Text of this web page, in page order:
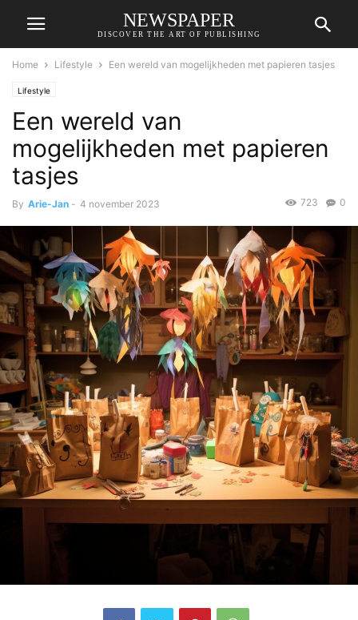
NEWSPAPER
DISCOVER THE ART OF PUBLISHING
Home Lifestyle Een wereld van mogelijkheden met papieren tasjes
Lifestyle
Een wereld van
mogelijkheden met papieren
tasjes
By Arie-Jan - 4 november 2023 0
723